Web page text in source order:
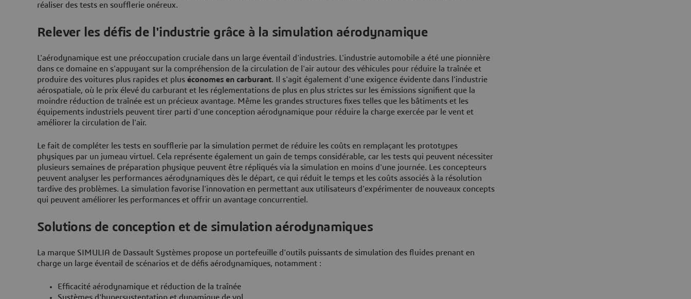
réaliser des tests en soufflerie onéreux.
Relever les défis de l'industrie grâce à la simulation aérodynamique
L'aérodynamique est une préoccupation cruciale dans un large éventail d'industries. L'industrie automobile a été une pionnière
dans ce domaine en s'appuyant sur la compréhension de la circulation de l'air autour des véhicules pour réduire la traînée et
produire des voitures plus rapides et plus économes en carburant. Il s'agit également d'une exigence évidente dans l'industrie
aérospatiale, où le prix élevé du carburant et les réglementations de plus en plus strictes sur les émissions signifient que la
moindre réduction de traînée est un précieux avantage. Même les grandes structures fixes telles que les bâtiments et les
équipements industriels peuvent tirer parti d'une conception aérodynamique pour réduire la charge exercée par le vent et
améliorer la circulation de l'air.
Le fait de compléter les tests en soufflerie par la simulation permet de réduire les coûts en remplaçant les prototypes
physiques par un jumeau virtuel. Cela représente également un gain de temps considérable, car les tests qui peuvent nécessiter
plusieurs semaines de préparation physique peuvent être répliqués via la simulation en moins d'une journée. Les concepteurs
peuvent analyser les performances aérodynamiques dès le départ, ce qui réduit le temps et les coûts associés à la résolution
tardive des problèmes. La simulation favorise l'innovation en permettant aux utilisateurs d'expérimenter de nouveaux concepts
qui peuvent améliorer les performances et offrir un avantage concurrentiel.
Solutions de conception et de simulation aérodynamiques
La marque SIMULIA de Dassault Systèmes propose un portefeuille d'outils puissants de simulation des fluides prenant en
charge un large éventail de scénarios et de défis aérodynamiques, notamment :
Efficacité aérodynamique et réduction de la traînée